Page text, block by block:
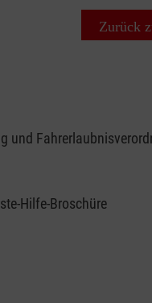
Zurück
und
Hilfe-Broschüre